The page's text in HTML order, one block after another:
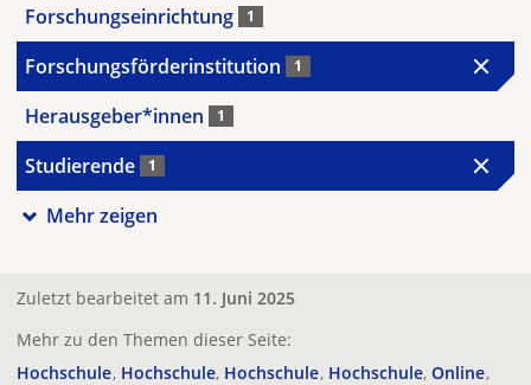
Forschungseinrichtung 1
Forschungsförderinstitution 1
Herausgeber*innen 1
Studierende 1
Mehr zeigen
Zuletzt bearbeitet am 11. Juni 2025
Mehr zu den Themen dieser Seite:
Hochschule Hochschule Hochschule Hochschule Online